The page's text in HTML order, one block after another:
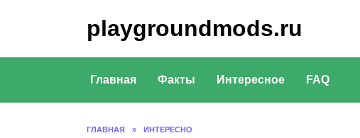
playgroundmods.ru
Главная Факты Интересное FAQ
ГЛАВНАЯ » ИНТЕРЕСНО